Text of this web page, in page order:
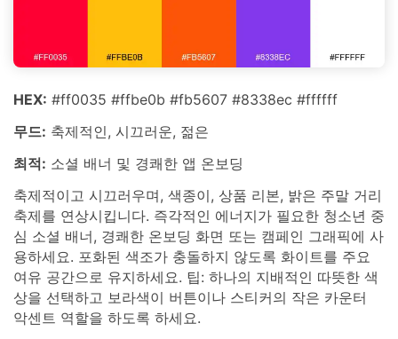
HEX: #ff0035 #ffbe0b #fb5607 #8338ec #ffffff
무드: 축제적인, 시끄러운, 젊은
최적: 소셜 배너 및 경쾌한 앱 온보딩
축제적이고 시끄러우며, 색종이, 상품 리본, 밝은 주말 거리
축제를 연상시킵니다. 즉각적인 에너지가 필요한 청소년 중
심 소셜 배너, 경쾌한 온보딩 화면 또는 캠페인 그래픽에 사
용하세요. 포화된 색조가 충돌하지 않도록 화이트를 주요
여유 공간으로 유지하세요. 팁: 하나의 지배적인 따뜻한 색
상을 선택하고 보라색이 버튼이나 스티커의 작은 카운터
악센트 역할을 하도록 하세요.